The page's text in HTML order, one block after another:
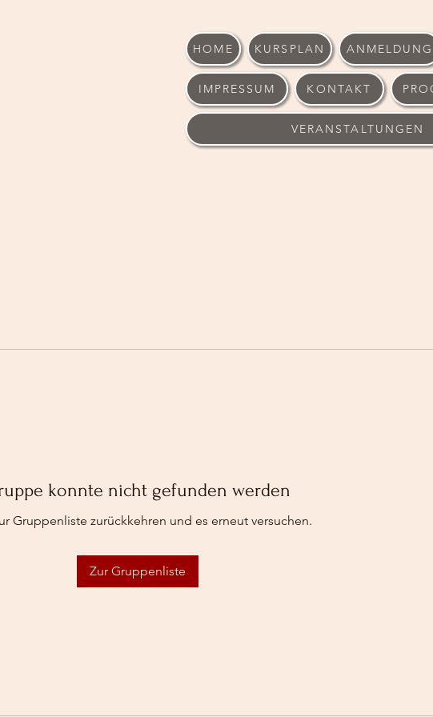
HOME KURSPLAN ANMELDUNG
IMPRESSUM KONTAKT
VERANSTALTUNGEN
konnte nicht gefunden werden
Gruppenliste zurückkehren und es erneut versuchen.
Zur Gruppenliste